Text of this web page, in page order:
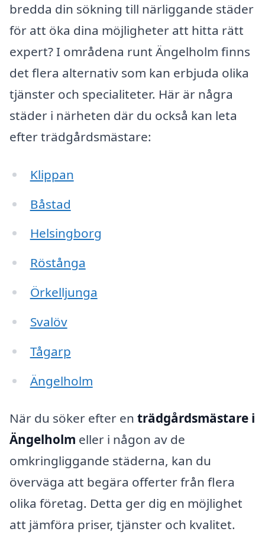
bredda din sökning till närliggande städer
för att öka dina möjligheter att hitta rätt
expert? I områdena runt Ängelholm finns
det flera alternativ som kan erbjuda olika
tjänster och specialiteter. Här är några
städer i närheten där du också kan leta
efter trädgårdsmästare:
Klippan
Båstad
Helsingborg
Röstånga
Örkelljunga
Svalöv
Tågarp
Ängelholm
När du söker efter en trädgårdsmästare i
Ängelholm eller i någon av de
omkringliggande städerna, kan du
överväga att begära offerter från flera
olika företag. Detta ger dig en möjlighet
att jämföra priser, tjänster och kvalitet.